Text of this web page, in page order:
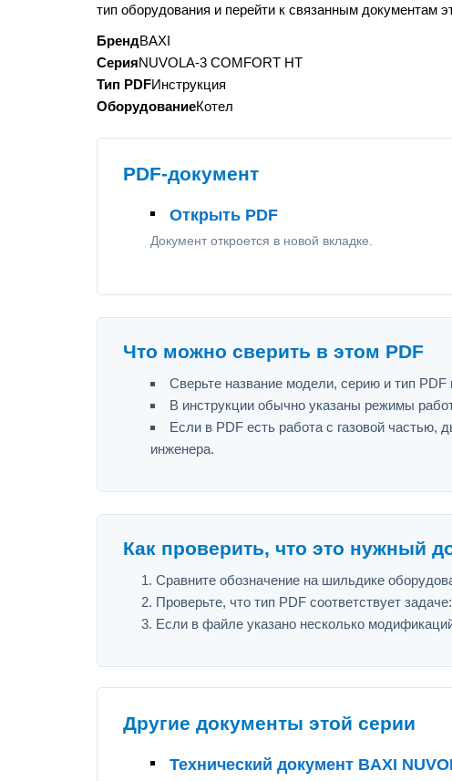
тип оборудования и перейти к связанным документам
БрендBAXI
СерияNUVOLA-3 COMFORT HT
Тип PDFИнструкция
ОборудованиеКотел
PDF-документ
Открыть PDF
Документ откроется в новой вкладке.
Что можно сверить в этом PDF
Сверьте название модели, серию и тип
В инструкции обычно указаны режимы
Если в PDF есть работа с газовой
инженера.
Как проверить, что это нужный
Сравните обозначение на шильдике
Проверьте, что тип PDF соответствует
Если в файле указано несколько
Другие документы этой серии
Технический документ BAXI